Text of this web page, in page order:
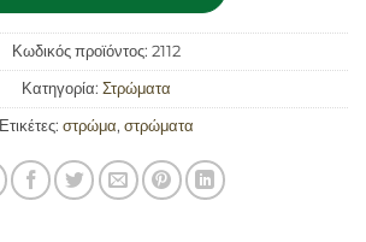
Κωδικός προϊόντος: 2112
Κατηγορία: Στρώματα
Ετικέτες: στρώμα, στρώματα